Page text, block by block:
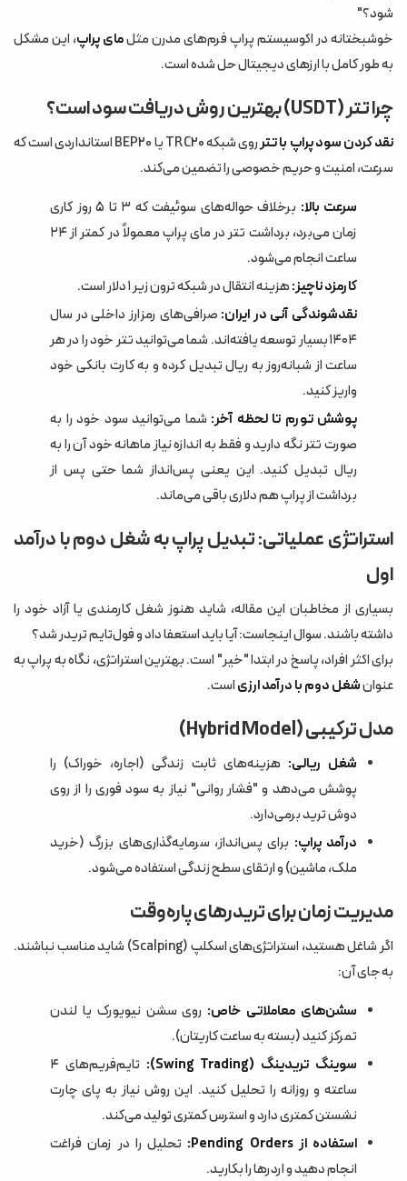
شود؟"
خوشبختانه در اکوسیستم پراپ فرم‌های مدرن مثلمای پراپ، این مشکل
به طور کامل با ارزهای دیجیتال حل شده است.
چرا تتر (USDT) بهترین روش دریافت سود است؟
نقد کردن سود پراپ با تتر
روی شبکه TRC20 یا BEP20 استانداردی است که
سرعت، امنیت و حریم خصوصی را تضمین می‌کند.
سرعت بالا:
برخلاف حواله‌های سوئیفت که ۳ تا ۵ روز کاری
زمان می‌برد، برداشت تتر در مای پراپ معمولاً در کمتر از ۲۴
ساعت انجام می‌شود.
کارمزد ناچیز:هزینه انتقال در شبکه ترون زیر ۱ دلار است.
نقدشوندگی آنی در ایران: صرافی‌های رمزارز داخلی در سال
۱۴۰۴ بسیار توسعه یافته‌اند. شما می‌توانید تتر خود را در هر
ساعت از شبانه‌روز به ریال تبدیل کرده و به کارت بانکی خود
واریز کنید.
پوشش تورم تا لحظه آخر: شما می‌توانید سود خود را به
صورت تتر نگه دارید و فقط به اندازه نیاز ماهانه خود آن را به
ریال تبدیل کنید. این یعنی پس‌انداز شما حتی پس از
برداشت از پراپ هم دلاری باقی می‌ماند.
استراتژی عملیاتی: تبدیل پراپ به شغل دوم با درآمد
اول
بسیاری از مخاطبان این مقاله، شاید هنوز شغل کارمندی یا آزاد خود را
داشته باشند. سوال اینجاست: آیا باید استعفا داد و فول‌تایم تریدر شد؟
برای اکثر افراد، پاسخ در ابتدا "خیر" است. بهترین استراتژی، نگاه به پراپ به
عنوانشغل دوم با درآمد ارزیاست.
مدل ترکیبی (Hybrid Model)
شغل ریالی: هزینه‌های ثابت زندگی (اجاره، خوراک) را
پوشش می‌دهد و "فشار روانی" نیاز به سود فوری را از روی
دوش ترید برمی‌دارد.
درآمد پراپ: برای پس‌انداز، سرمایه‌گذاری‌های بزرگ (خرید
ملک، ماشین) و ارتقای سطح زندگی استفاده می‌شود.
مدیریت زمان برای تریدرهای پاره‌وقت
اگر شاغل هستید، استراتژی‌های اسکلپ (Scalping) شاید مناسب نباشند.
به جای آن:
سشن‌های معاملاتی خاص: روی سشن نیویورک یا لندن
تمرکز کنید (بسته به ساعت کاریتان).
سوینگ تریدینگ (Swing Trading):
تایم‌فریم‌های ۴
ساعته و روزانه را تحلیل کنید. این روش نیاز به پای چارت
نشستن کمتری دارد و استرس کمتری تولید می‌کند.
استفاده از Pending Orders:
تحلیل را در زمان فراغت
انجام دهید و اردرها را بکارید.